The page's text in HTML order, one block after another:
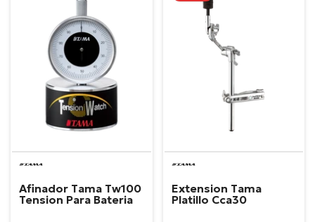
Tama
Afinador Tama Tw100
Tension Para Bateria
Tama
Extension Tama
Platillo Cca30